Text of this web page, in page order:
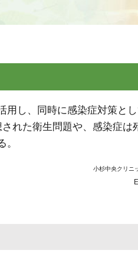
用し、同時に感染症対策と
れた衛生問題や、感染症は
小杉中央クリニ